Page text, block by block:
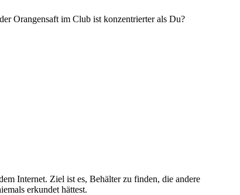
Orangensaft im Club ist konzentrierter als Du?
Internet. Ziel ist es, Behälter zu finden, die andere
erkundet hättest.